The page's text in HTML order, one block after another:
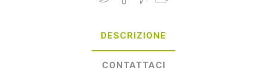
DESCRIZIONE
CONTATTACI